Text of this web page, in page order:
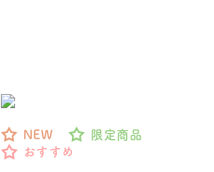
NEW
限定商品
おすすめ